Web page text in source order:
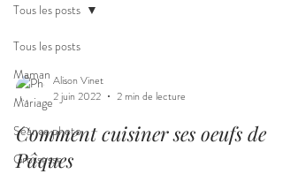
Tous les posts
Maman
Mariage
Séance photo
Grossesse
Tous les posts
Alison Vinet
2 juin 2022
2 min de lecture
Comment cuisiner ses oeufs de
Pâques